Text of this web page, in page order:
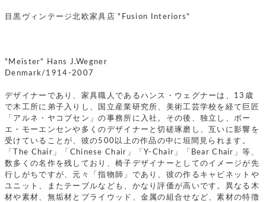
目黒ヴィンテージ北欧家具店 "Fusion Interiors"
"Meister" Hans J.Wegner
Denmark/1914-2007
デザイナーであり、家具職人であるハンス・ウェグナーは、13歳
で木工所に弟子入りし、国立産業研究所、美術工芸学校を経て巨匠
「アルネ・ヤコブセン」の事務所に入社。その後、独立し、ボー
エ・モーエンセンや多くのデザイナーと切磋琢磨し、互いに影響を
受けていることが、彼の500以上の作品の中に垣間見られます。
「The Chair」「Chinese Chair」「Y-Chair」「Bear Chair」等、
数多くの名作を残しており、椅子デザイナーとしてのイメージが先
行しがちですが、元々「指物師」であり、彼の作るキャビネットや
ユニット、またテーブルなども、かなり評価が高いです。異なる木
材や素材、無垢材とプライウッド、金属の組合せなど、素材の特徴